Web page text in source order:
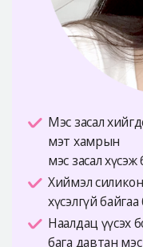
Мэс засал
мэт хамрын
мэс засал хүсэж
Хиймэл
хүсэлгүй байгаа
Наалдац үүсэх
бага давтан мэс